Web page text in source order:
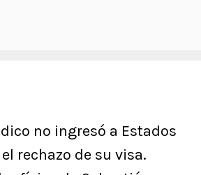
no ingresó a Estados
rechazo de su visa.